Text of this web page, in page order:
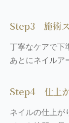
Step3 施術
丁寧なケアで下
あとにネイルア
Step4 仕上が
ネイルの仕上が